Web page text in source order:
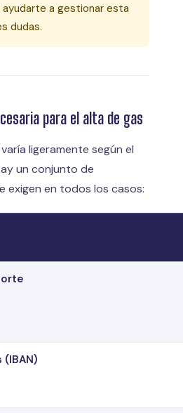
ayudarte a gestionar esta
dudas.
para el alta de gas
ligeramente según el
un conjunto de
exigen en todos los casos: